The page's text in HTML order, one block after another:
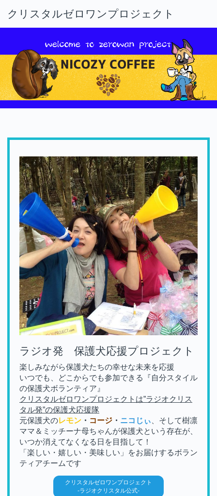
クリスタルゼロワンプロジェクト
ラジオ発 保護犬応援プロジェクト
楽しみながら保護犬たちの幸せな未来を応援
いつでも、どこからでも参加できる『自分スタイル
の保護犬ボランティア』
クリスタルゼロワンプロジェクトは”ラジオクリス
タル発”の保護犬応援隊
元保護犬のレモン ・ コージ ・ ニコじぃ 、そして樹凛
ママ＆ミッチーナ母ちゃんが保護犬という存在が、
いつか消えてなくなる日を目指して！
「楽しい・嬉しい・美味しい」をお届けするボラン
ティアチームです
クリスタルゼロワンプロジェクト
-ラジオクリスタル公式-